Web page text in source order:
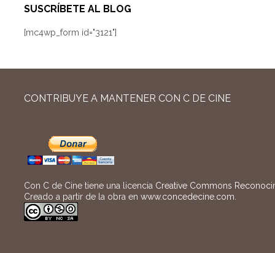
SUSCRÍBETE AL BLOG
[mc4wp_form id="3121"]
CONTRIBUYE A MANTENER CON C DE CINE
Con C de Cine tiene una licencia Creative Commons
Creado a partir de la obra enwww.concedecine.com